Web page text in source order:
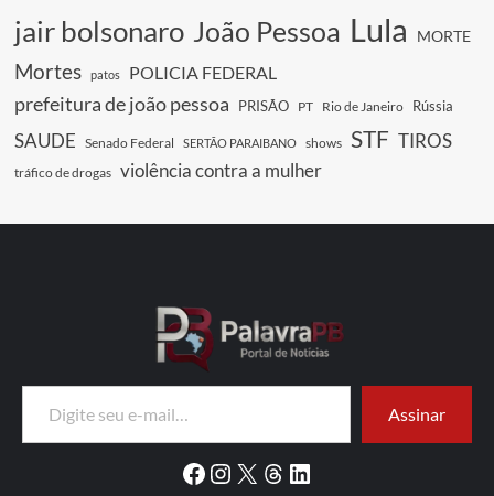
jair bolsonaro João Pessoa Lula MORTE
Mortes patos POLICIA FEDERAL
prefeitura de joão pessoa PRISÃO PT Rio de Janeiro Rússia
SAUDE Senado Federal SERTÃO PARAIBANO shows STF TIROS
tráfico de drogas violência contra a mulher
Digite seu e-mail…
Assinar
Facebook
Instagram
X Threads
LinkedIn